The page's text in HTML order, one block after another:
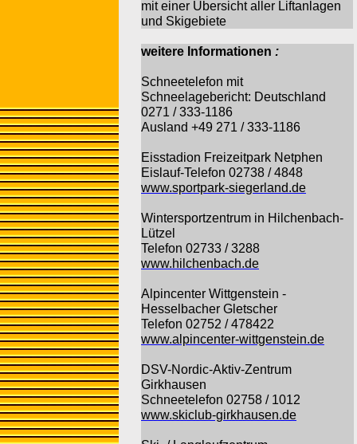
mit einer Übersicht aller Liftanlagen
und Skigebiete
weitere Informationen :
Schneetelefon mit
Schneelagebericht: Deutschland
0271 / 333-1186
Ausland +49 271 / 333-1186
Eisstadion Freizeitpark Netphen
Eislauf-Telefon 02738 / 4848
www.sportpark-siegerland.de
Wintersportzentrum in Hilchenbach-
Lützel
Telefon 02733 / 3288
www.hilchenbach.de
Alpincenter Wittgenstein -
Hesselbacher Gletscher
Telefon 02752 / 478422
www.alpincenter-wittgenstein.de
DSV-Nordic-Aktiv-Zentrum
Girkhausen
Schneetelefon 02758 / 1012
www.skiclub-girkhausen.de